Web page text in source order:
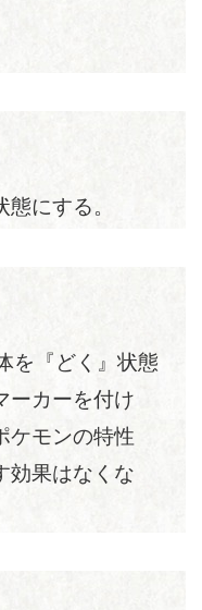
にする。
を『どく』状態
ーカーを付け
ケモンの特性
効果はなくな